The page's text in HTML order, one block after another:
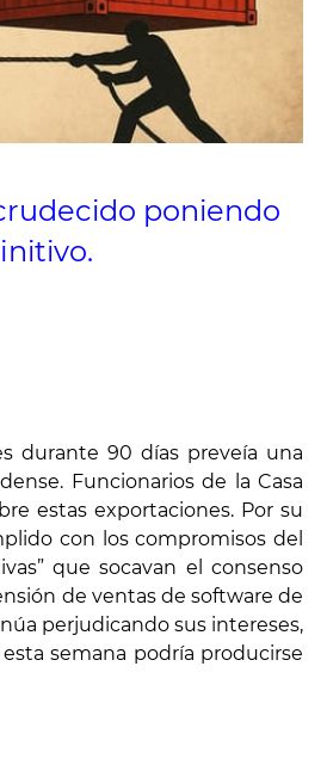
poniendo
durante 90 días preveía una
Funcionarios de la Casa
estas exportaciones. Por su
con los compromisos del
que socavan el consenso
de ventas de software de
perjudicando sus intereses,
semana podría producirse